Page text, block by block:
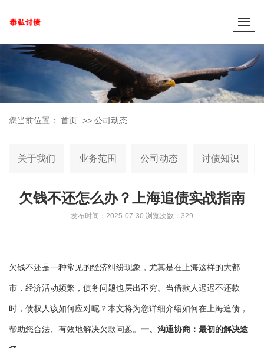
您当前位置： 首页 >> 公司动态
关于我们 业务范围 公司动态 讨债知识
欠钱不还怎么办？上海追债实战指南
发布时间：2025-07-30 浏览次数：329
欠钱不还是一种常见的经济纠纷现象，尤其是在上海这样的大都
市，经济活动频繁，债务问题也层出不穷。当借款人迟迟不还款
时，债权人该如何应对呢？本文将为您详细介绍如何在上海追债，
帮助您合法、有效地解决欠款问题。 一、沟通协商：最初的解决途